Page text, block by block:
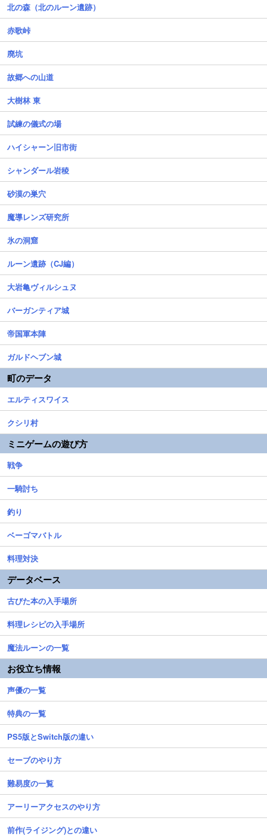
北の森（北のルーン遺跡）
赤歌峠
廃坑
故郷への山道
大樹林 東
試練の儀式の場
ハイシャーン旧市街
シャンダール岩稜
砂漠の巣穴
魔導レンズ研究所
氷の洞窟
ルーン遺跡（CJ編）
大岩亀ヴィルシュヌ
バーガンティア城
帝国軍本陣
ガルドヘブン城
町のデータ
エルティスワイス
クシリ村
ミニゲームの遊び方
戦争
一騎討ち
釣り
ベーゴマバトル
料理対決
データベース
古びた本の入手場所
料理レシピの入手場所
魔法ルーンの一覧
お役立ち情報
声優の一覧
特典の一覧
PS5版とSwitch版の違い
セーブのやり方
難易度の一覧
アーリーアクセスのやり方
前作(ライジング)との違い